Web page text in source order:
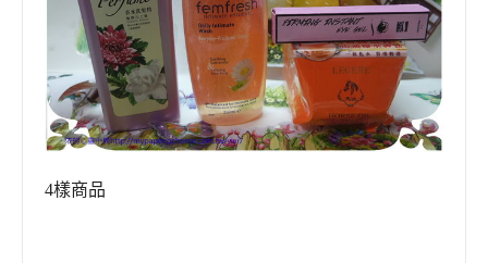
4樣商品